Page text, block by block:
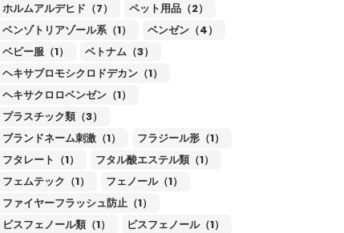
ホルムアルデヒド（7）
ペット用品（2）
ベンゾトリアゾール系（1）
ベンゼン（4）
ベビー服（1）
ベトナム（3）
ヘキサブロモシクロドデカン（1）
ヘキサクロロベンゼン（1）
プラスチック類（3）
ブランドネーム刺激（1）
フラジール形（1）
フタレート（1）
フタル酸エステル類（1）
フェムテック（1）
フェノール（1）
ファイヤーフラッシュ防止（1）
ビスフェノール類（1）
ビスフェノール（1）